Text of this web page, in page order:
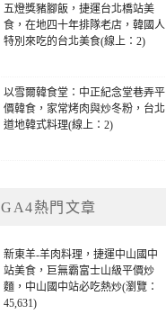
五燈獎豬腳飯，捷運台北橋站美
食，在地四十年排隊老店，韓國人
特別來吃的台北美食(線上：2)
以雪爾韓食堂：中正紀念堂巷弄平
價韓食，家常烤肉與炒冬粉，台北
道地韓式料理(線上：2)
GA4熱門文章
新東羊-羊肉料理，捷運中山國中
站美食，巨無霸富士山級平價炒
麵，中山國中站必吃熱炒(瀏覽：
45,631)